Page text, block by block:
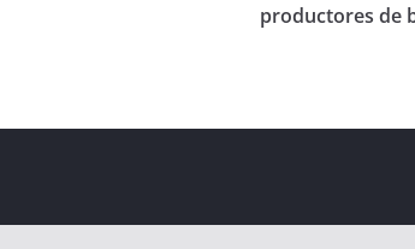
productores de